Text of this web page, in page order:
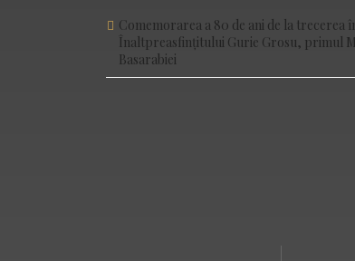
Comemorarea a 80 de ani de la trecerea
Înaltpreasfințitului Gurie Grosu, primul
Basarabiei